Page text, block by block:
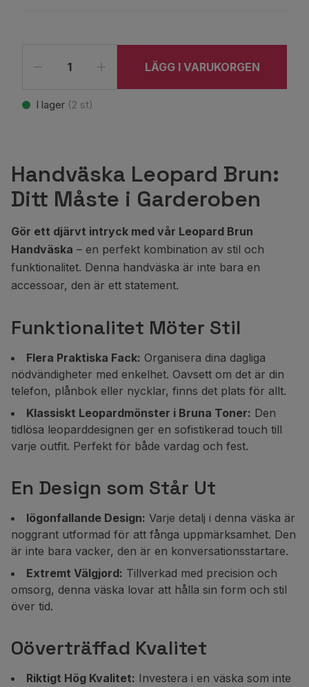
LÄGG I VARUKORGEN
I lager (2 st)
Handväska Leopard Brun:
Ditt Måste i Garderoben
Gör ett djärvt intryck med vår Leopard Brun
Handväska – en perfekt kombination av stil och
funktionalitet. Denna handväska är inte bara en
accessoar, den är ett statement.
Funktionalitet Möter Stil
Flera Praktiska Fack: Organisera dina dagliga
nödvändigheter med enkelhet. Oavsett om det är din
telefon, plånbok eller nycklar, finns det plats för allt.
Klassiskt Leopardmönster i Bruna Toner: Den
tidlösa leoparddesignen ger en sofistikerad touch till
varje outfit. Perfekt för både vardag och fest.
En Design som Står Ut
Iögonfallande Design: Varje detalj i denna väska är
noggrant utformad för att fånga uppmärksamhet. Den
är inte bara vacker, den är en konversationsstartare.
Extremt Välgjord: Tillverkad med precision och
omsorg, denna väska lovar att hålla sin form och stil
över tid.
Oöverträffad Kvalitet
Riktigt Hög Kvalitet: Investera i en väska som inte